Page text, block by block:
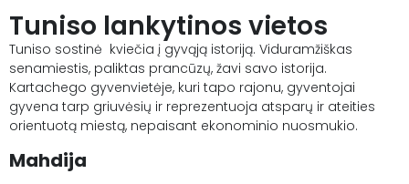
Tuniso lankytinos vietos
Tuniso sostinė kviečia į gyvąją istoriją. Viduramžiškas
senamiestis, paliktas prancūzų, žavi savo istorija.
Kartachego gyvenvietėje, kuri tapo rajonu, gyventojai
gyvena tarp griuvėsių ir reprezentuoja atsparų ir ateities
orientuotą miestą, nepaisant ekonominio nuosmukio.
Mahdija